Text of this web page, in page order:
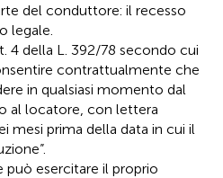
del conduttore: il recesso
legale.
4 della L. 392/78 secondo cui
contrattualmente che
in qualsiasi momento dal
al locatore, con lettera
mesi prima della data in cui il
esercitare il proprio